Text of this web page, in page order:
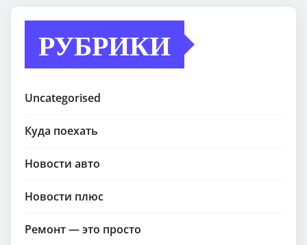
РУБРИКИ
Uncategorised
Куда поехать
Новости авто
Новости плюс
Ремонт — это просто